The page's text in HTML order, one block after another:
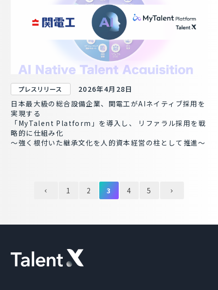
プレスリリース
2026年4月28日
日本最大級の総合設備企業、関電工がAIネイティブ採用を
実現する
「MyTalent Platform」を導入し、 リファラル採用を戦
略的に仕組み化
～強く根付いた継承文化を人的資本経営の柱として推進～
1 2 3 4 5